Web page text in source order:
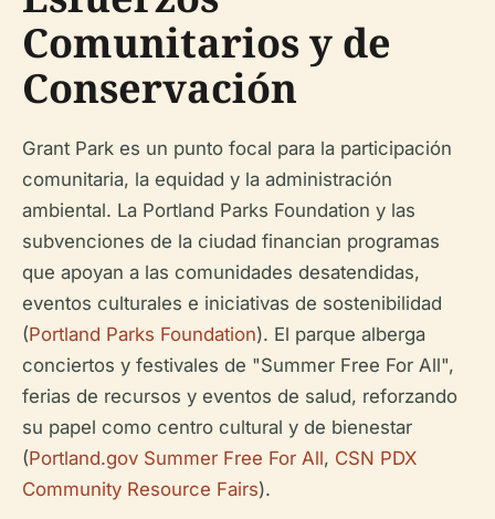
Comunitarios y de
Conservación
Grant Park es un punto focal para la participación
comunitaria, la equidad y la administración
ambiental. La Portland Parks Foundation y las
subvenciones de la ciudad financian programas
que apoyan a las comunidades desatendidas,
eventos culturales e iniciativas de sostenibilidad
(Portland Parks Foundation). El parque alberga
conciertos y festivales de "Summer Free For All",
ferias de recursos y eventos de salud, reforzando
su papel como centro cultural y de bienestar
(Portland.gov Summer Free For All, CSN PDX
Community Resource Fairs).